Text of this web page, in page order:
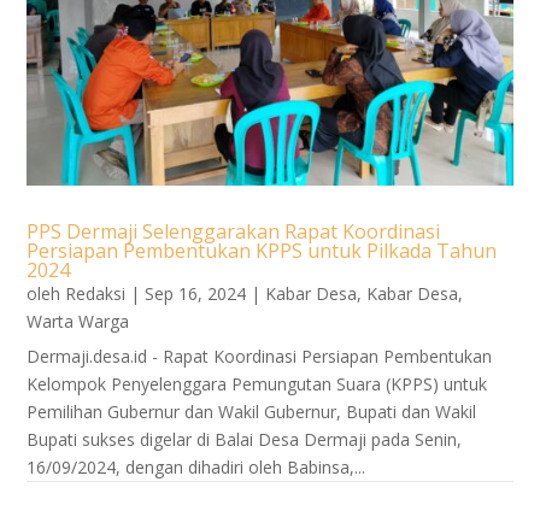
PPS Dermaji Selenggarakan Rapat Koordinasi
Persiapan Pembentukan KPPS untuk Pilkada Tahun
2024
oleh Redaksi | Sep 16, 2024 | Kabar Desa, Kabar Desa,
Warta Warga
Dermaji.desa.id - Rapat Koordinasi Persiapan Pembentukan
Kelompok Penyelenggara Pemungutan Suara (KPPS) untuk
Pemilihan Gubernur dan Wakil Gubernur, Bupati dan Wakil
Bupati sukses digelar di Balai Desa Dermaji pada Senin,
16/09/2024, dengan dihadiri oleh Babinsa,...